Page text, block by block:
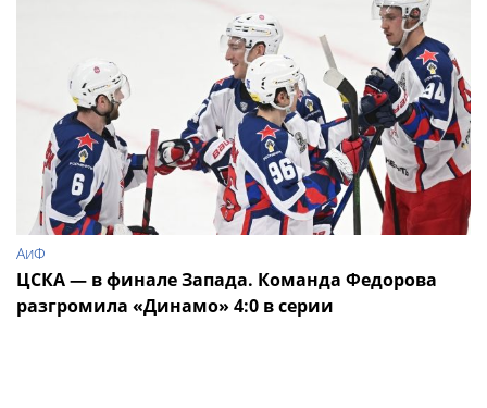
АиФ
ЦСКА — в финале Запада. Команда Федорова
разгромила «Динамо» 4:0 в серии